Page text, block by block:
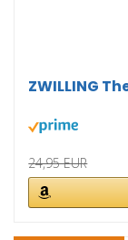
ZWILLING
24,95 EUR